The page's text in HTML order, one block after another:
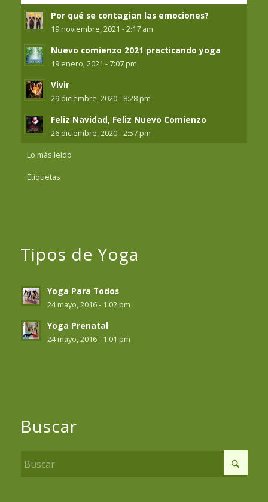
Por qué se contagian las emociones?
19 noviembre, 2021 - 2:17 am
Nuevo comienzo 2021 practicando yoga
19 enero, 2021 - 7:07 pm
Vivir
29 diciembre, 2020 - 8:28 pm
Feliz Navidad, Feliz Nuevo Comienzo
26 diciembre, 2020 - 2:57 pm
Lo más leído
Etiquetas
Tipos de Yoga
Yoga Para Todos
24 mayo, 2016 - 1:02 pm
Yoga Prenatal
24 mayo, 2016 - 1:01 pm
Buscar